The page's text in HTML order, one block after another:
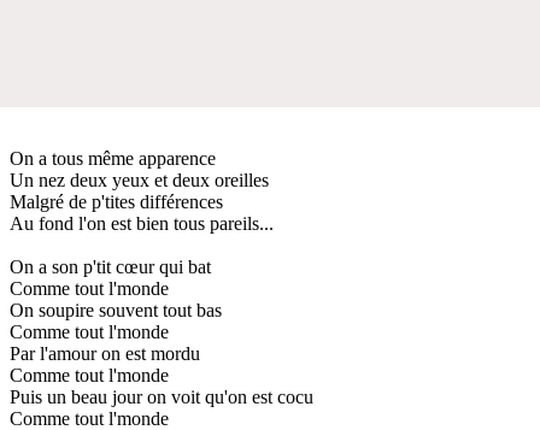
On a tous même apparence
Un nez deux yeux et deux oreilles
Malgré de p'tites différences
Au fond l'on est bien tous pareils...
On a son p'tit cœur qui bat
Comme tout l'monde
On soupire souvent tout bas
Comme tout l'monde
Par l'amour on est mordu
Comme tout l'monde
Puis un beau jour on voit qu'on est cocu
Comme tout l'monde